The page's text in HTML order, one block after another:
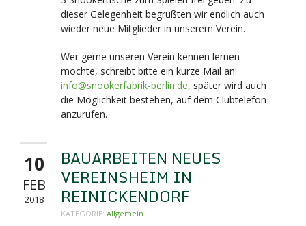
dieser Gelegenheit begrüßten wir endlich auch
wieder neue Mitglieder in unserem Verein.
Wer gerne unseren Verein kennen lernen
möchte, schreibt bitte ein kurze Mail an:
info@snookerfabrik-berlin.de, später wird auch
die Möglichkeit bestehen, auf dem Clubtelefon
anzurufen.
10
FEB
2018
BAUARBEITEN NEUES
VEREINSHEIM IN
REINICKENDORF
KATEGORIE: Allgemein